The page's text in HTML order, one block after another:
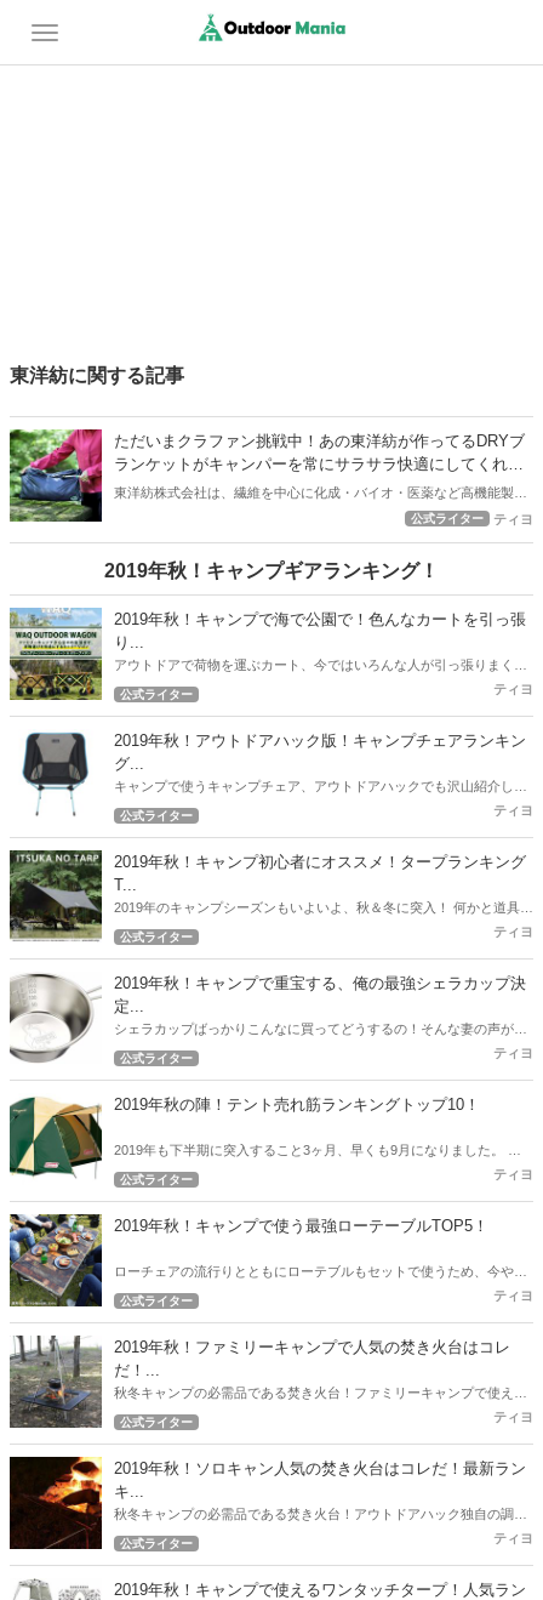
東洋紡に関する記事
ただいまクラファン挑戦中！あの東洋紡が作ってるDRYブ
ランケットがキャンパーを常にサラサラ快適にしてくれる
みたいだぞ！
東洋紡株式会社は、繊維を中心に化成・バイオ・医薬など高機能製品
の開発・製造を行う有名企業！その東洋紡さんがキャンパーを常にサ
ディング挑戦中！ アウトドアハックでもこのブランケットの凄さを皆
様にお伝えしたいと覆います。
公式ライター ティヨ
2019年秋！キャンプギアランキング！
2019年秋！キャンプで海で公園で！色んなカートを引っ張
り...
アウトドアで荷物を運ぶカート、今ではいろんな人が引っ張りまくっ
てますね。 ファミキャンスタイルの筆者もこれまで、様々なカートを
カート情報をお届けします！
公式ライター ティヨ
2019年秋！アウトドアハック版！キャンプチェアランキン
グ...
キャンプで使うキャンプチェア、アウトドアハックでも沢山紹介して
いますが、ここで2019年秋！最新版の人気チェアランキングを紹介し
公式ライター ティヨ
2019年秋！キャンプ初心者にオススメ！タープランキング
T...
2019年のキャンプシーズンもいよいよ、秋＆冬に突入！ 何かと道具が
必要なキャンプ！できるだけ予算を押さえて一通りのギアを用意した
公式ライター ティヨ
2019年秋！キャンプで重宝する、俺の最強シェラカップ決
定...
シェラカップばっかりこんなに買ってどうするの！そんな妻の声が聞
こえてきそうな2019年秋。 とにかくキャンプで重宝した筆者のおすす
公式ライター ティヨ
2019年秋の陣！テント売れ筋ランキングトップ10！
2019年も下半期に突入すること3ヶ月、早くも9月になりました。 ア
ウトドアハックでは下半期突入時点から現在売れているテントのトッ
公式ライター ティヨ
2019年秋！キャンプで使う最強ローテーブルTOP5！
ローチェアの流行りとともにローテブルもセットで使うため、今やロ
ーテーブルの沢山の選択肢が出てきました。 今回は2019年秋！キャン
公式ライター ティヨ
2019年秋！ファミリーキャンプで人気の焚き火台はコレ
だ！...
秋冬キャンプの必需品である焚き火台！ファミリーキャンプで使える
人気の焚き火台をアウトドアハック独自の調査で徹底リサーチ！2019
公式ライター ティヨ
2019年秋！ソロキャン人気の焚き火台はコレだ！最新ラン
キ...
秋冬キャンプの必需品である焚き火台！アウトドアハック独自の調査
で徹底リサーチ！ 2019年秋！最新の人気焚き火台ランキング！
公式ライター ティヨ
2019年秋！キャンプで使えるワンタッチタープ！人気ラン